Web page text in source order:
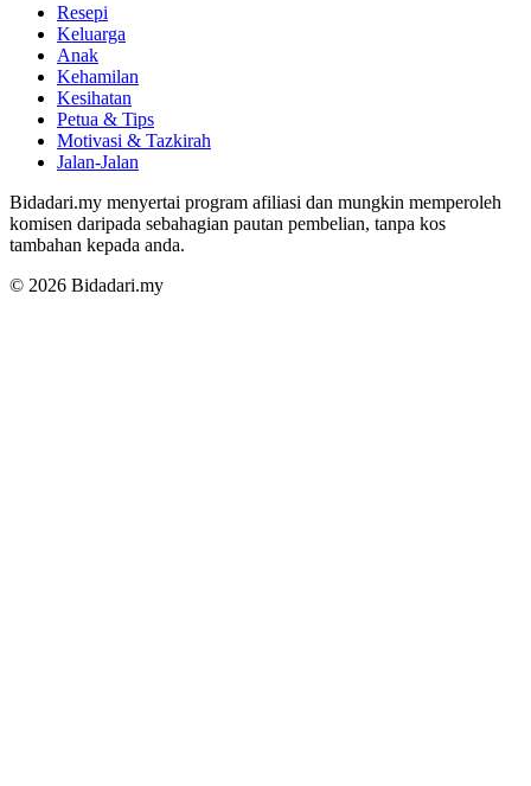
Resepi
Keluarga
Anak
Kehamilan
Kesihatan
Petua & Tips
Motivasi & Tazkirah
Jalan-Jalan
Bidadari.my menyertai program afiliasi dan mungkin memperoleh
komisen daripada sebahagian pautan pembelian, tanpa kos
tambahan kepada anda.
© 2026 Bidadari.my